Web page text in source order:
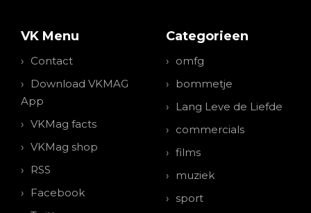
VK Menu
Contact
Download VKMAG
App
VKMag facts
VKMag shop
RSS
Facebook
Categorieen
omfg
bommetje
Lang Leve de Liefde
commercials
films
muziek
sport